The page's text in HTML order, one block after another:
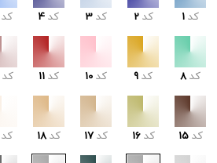
کد 1 کد 2 کد 3 کد 4 کد
کد 8 کد 9 کد 10 کد 11 کد
کد 15 کد 16 کد 17 کد 18 کد